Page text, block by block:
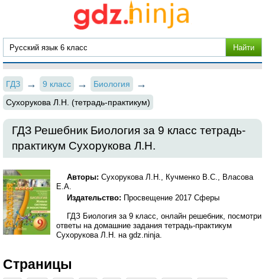
ГДЗ 9 класс
Биология
Сухорукова Л.Н. (тетрадь-практикум)
ГДЗ Решебник Биология за 9 класс тетрадь-
практикум Сухорукова Л.Н.
Авторы: Сухорукова Л.Н., Кучменко В.С., Власова
Е.А.
Издательство: Просвещение 2017 Сферы
ГДЗ Биология за 9 класс, онлайн решебник, посмотри
ответы на домашние задания тетрадь-практикум
Сухорукова Л.Н. на gdz.ninja.
Страницы